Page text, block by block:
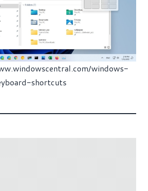
windows-
shortcuts